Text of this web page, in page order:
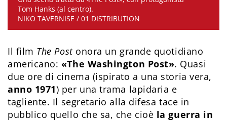
Tom Hanks (al centro).
NIKO TAVERNISE / 01 DISTRIBUTION
Il film The Postonora un grande quotidiano
americano: «The Washington Post». Quasi
due ore di cinema (ispirato a una storia vera,
anno 1971) per una trama lapidaria e
tagliente. Il segretario alla difesa tace in
pubblico quello che sa, che cioè la guerra in